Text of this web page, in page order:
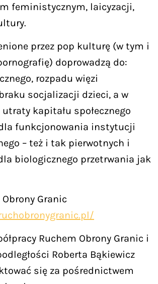
feministycznym, laicyzacji,
przez pop kulturę (w tym i
doprowadzą do:
rozpadu więzi
socjalizacji dzieci, a w
kapitału społecznego
funkcjonowania instytucji
– też i tak pierwotnych i
biologicznego przetrwania jak
Granic
Ruchem Obrony Granic i
Roberta Bąkiewicz
się za pośrednictwem